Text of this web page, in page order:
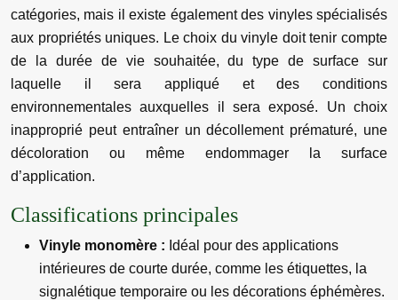
catégories, mais il existe également des vinyles spécialisés
aux propriétés uniques. Le choix du vinyle doit tenir compte
de la durée de vie souhaitée, du type de surface sur
laquelle il sera appliqué et des conditions
environnementales auxquelles il sera exposé. Un choix
inapproprié peut entraîner un décollement prématuré, une
décoloration ou même endommager la surface
d’application.
Classifications principales
Vinyle monomère : Idéal pour des applications
intérieures de courte durée, comme les étiquettes, la
signalétique temporaire ou les décorations éphémères.